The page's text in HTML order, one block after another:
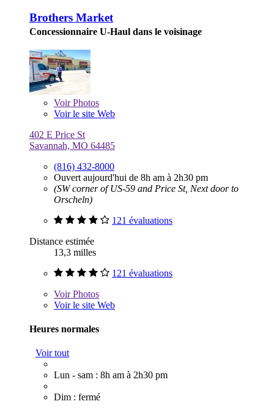
Brothers Market
Concessionnaire U-Haul dans le voisinage
VoirPhotos
Voir le site Web
402 E Price St
Savannah, MO 64485
(816) 432-8000
Ouvert aujourd'hui de 8h am à 2h30 pm
(SW corner of US-59 and Price St, Next door to
Orscheln)
121 évaluations
Distance estimée
13,3 milles
121 évaluations
VoirPhotos
Voir le site Web
Heures normales
Voir tout
Lun - sam : 8h am à 2h30 pm
Dim : fermé